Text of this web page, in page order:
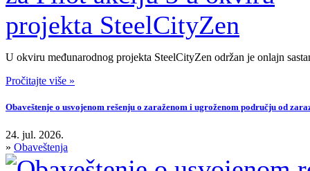
U okviru međunarodnog projekta SteelCityZen održan je onlajn
Pročitajte više »
Obaveštenje o usvojenom rešenju o zaraženom i ugroženom području od
24. jul. 2026.
» Obaveštenja